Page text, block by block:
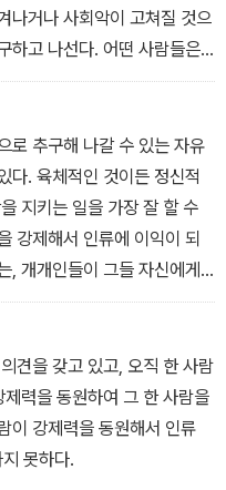
지는 않지만, 개개인의 삶의
영혼 자체를 예속시킴으로
남겨놓지 않기 때문이다.
나거나 사회악이 고쳐질 것으
하고 나선다. 어떤 사람들은
이 하나 더 늘어나는 것보다
쪽을 선호한다.
로 추구해 나갈 수 있는 자유
다. 육체적인 것이든 정신적
지키는 일을 가장 잘 할 수
강제해서 인류에 이익이 되
, 개개인들이 그들 자신에게
인류에게 더 큰 이익이 된다.
견을 갖고 있고, 오직 한 사람
력을 동원하여 그 한 사람을
이 강제력을 동원해서 인류
못하다.